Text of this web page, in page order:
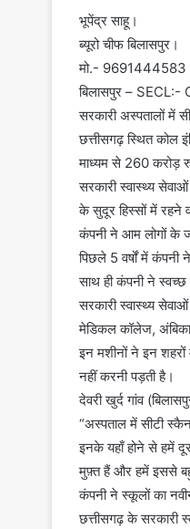
भूपेंद्र साहू।
ब्यूरो चीफ बिलासपुर।
मो.- 9691444583
बिलासपुर – SECL:-
सरकारी अस्पतालों में
छत्तीसगढ़ स्थित कोल
माध्यम से 260 करोड़
सरकारी स्वास्थ्य
के सुदूर हिस्सों में रहने
कंपनी ने आम लोगों के
पिछले 5 वर्षों में कंपनी
साथ ही कंपनी ने स्वच्छ
सरकारी स्वास्थ्य
मेडिकल कॉलेज,
इन मशीनों ने इन
नहीं करनी पड़ती है।
देवरी खुर्द गांव
“अस्पताल में सीटी
इनके यहाँ होने से हमें
मुफ़्त हैं और हमें इससे
कंपनी ने स्कूलों का
छत्तीसगढ़ के सरकारी